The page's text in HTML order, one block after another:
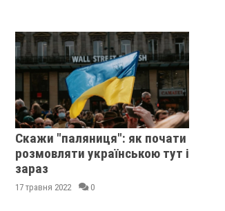
Скажи "паляниця": як почати
розмовляти українською тут і
зараз
17 травня 2022 0